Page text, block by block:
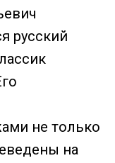
русский
не только
на